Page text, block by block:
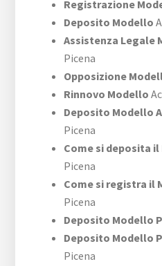
Registrazione
Deposito Modello
Assistenza Legale
Picena
Opposizione
Rinnovo Modello
Deposito Modello
Picena
Come si deposita
Picena
Come si registra il
Picena
Deposito Modello
Deposito Modello
Picena